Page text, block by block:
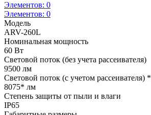
Элементов: 0
Элементов: 0
Модель
ARV-260L
Номинальная мощность
60 Вт
Световой поток (без учета рассеивателя)
9500 лм
Световой поток (с учетом рассеивателя) *
8075* лм
Степень защиты от пыли и влаги
IP65